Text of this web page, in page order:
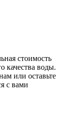
стоимость
качества воды.
или оставьте
с вами